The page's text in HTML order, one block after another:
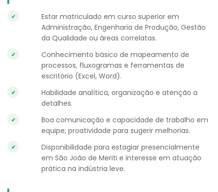
Estar matriculado em curso superior em
Administração, Engenharia de Produção, Gestão
da Qualidade ou áreas correlatas.
Conhecimento básico de mapeamento de
processos, fluxogramas e ferramentas de
escritório (Excel, Word).
Habilidade analítica, organização e atenção a
detalhes.
Boa comunicação e capacidade de trabalho em
equipe; proatividade para sugerir melhorias.
Disponibilidade para estagiar presencialmente
em São João de Meriti e interesse em atuação
prática na indústria leve.